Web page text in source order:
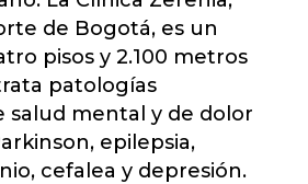
de Bogotá, es un
pisos y 2.100 metros
patologías
salud mental y de dolor
epilepsia,
cefalea y depresión.